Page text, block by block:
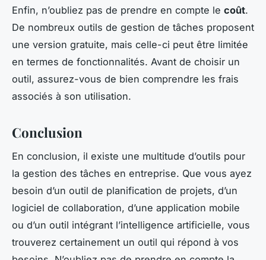
Enfin, n’oubliez pas de prendre en compte le coût.
De nombreux outils de gestion de tâches proposent
une version gratuite, mais celle-ci peut être limitée
en termes de fonctionnalités. Avant de choisir un
outil, assurez-vous de bien comprendre les frais
associés à son utilisation.
Conclusion
En conclusion, il existe une multitude d’outils pour
la gestion des tâches en entreprise. Que vous ayez
besoin d’un outil de planification de projets, d’un
logiciel de collaboration, d’une application mobile
ou d’un outil intégrant l’intelligence artificielle, vous
trouverez certainement un outil qui répond à vos